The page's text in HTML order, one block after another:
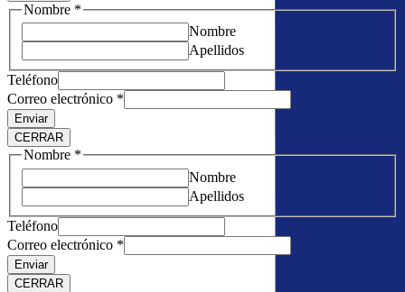
Nombre *
Nombre
Apellidos
Teléfono
Correo electrónico *
Enviar
CERRAR
Nombre *
Nombre
Apellidos
Teléfono
Correo electrónico *
Enviar
CERRAR